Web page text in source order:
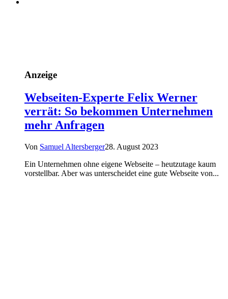
Anzeige
Webseiten-Experte Felix Werner
verrät: So bekommen Unternehmen
mehr Anfragen
Von Samuel Altersberger28. August 2023
Ein Unternehmen ohne eigene Webseite – heutzutage kaum
vorstellbar. Aber was unterscheidet eine gute Webseite von...